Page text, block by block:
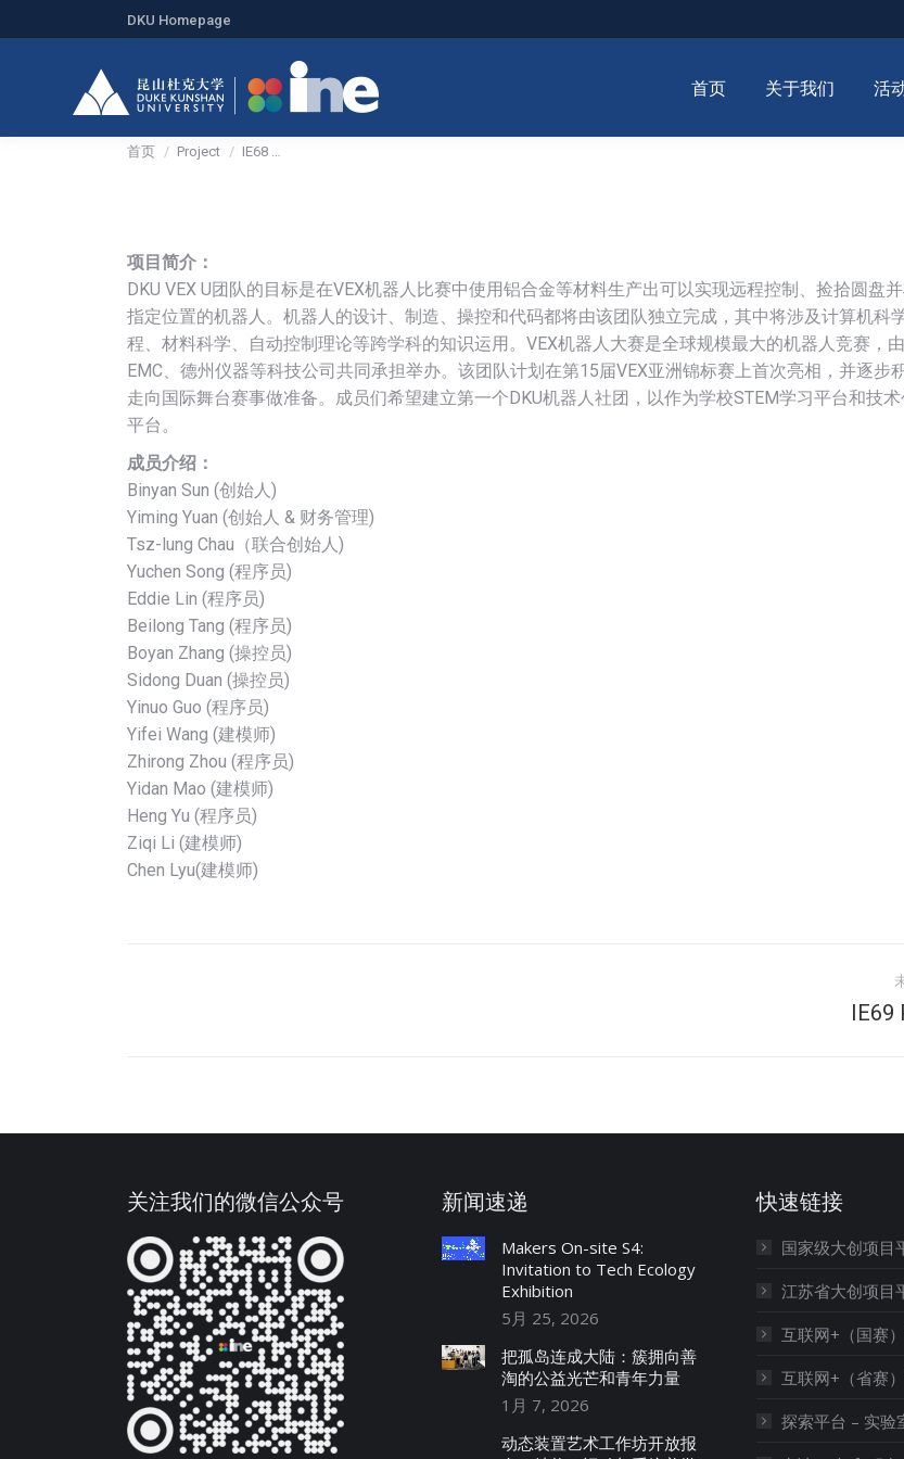
DKU Homepage
首页 关于我们 活
您在这里：
首页 Project IE68 …
项目简介：
DKU VEX U团队的目标是在VEX机器人比赛中使用铝合金等材料生产出可以实现远程控制、捡拾圆盘
指定位置的机器人。机器人的设计、制造、操控和代码都将由该团队独立完成，其中将涉及计算机科
程、材料科学、自动控制理论等跨学科的知识运用。VEX机器人大赛是全球规模最大的机器人竞赛，由
EMC、德州仪器等科技公司共同承担举办。该团队计划在第15届VEX亚洲锦标赛上首次亮相，并逐步
走向国际舞台赛事做准备。成员们希望建立第一个DKU机器人社团，以作为学校STEM学习平台和技
平台。
成员介绍：
Binyan Sun (创始人)
Yiming Yuan (创始人 & 财务管理)
Tsz-lung Chau（联合创始人)
Yuchen Song (程序员)
Eddie Lin (程序员)
Beilong Tang (程序员)
Boyan Zhang (操控员)
Sidong Duan (操控员)
Yinuo Guo (程序员)
Yifei Wang (建模师)
Zhirong Zhou (程序员)
Yidan Mao (建模师)
Heng Yu (程序员)
Ziqi Li (建模师)
Chen Lyu(建模师)
IE69
关注我们的微信公众号 新闻速递
Makers On-site S4:
Invitation to Tech Ecology
Exhibition
5月 25, 2026
把孤岛连成大陆：簇拥向善
淘的公益光芒和青年力量
1月 7, 2026
动态装置艺术工作坊开放报
快速链接
国家级大创项目
江苏省大创项目
互联网+（国赛
互联网+（省赛
探索平台 – 实验